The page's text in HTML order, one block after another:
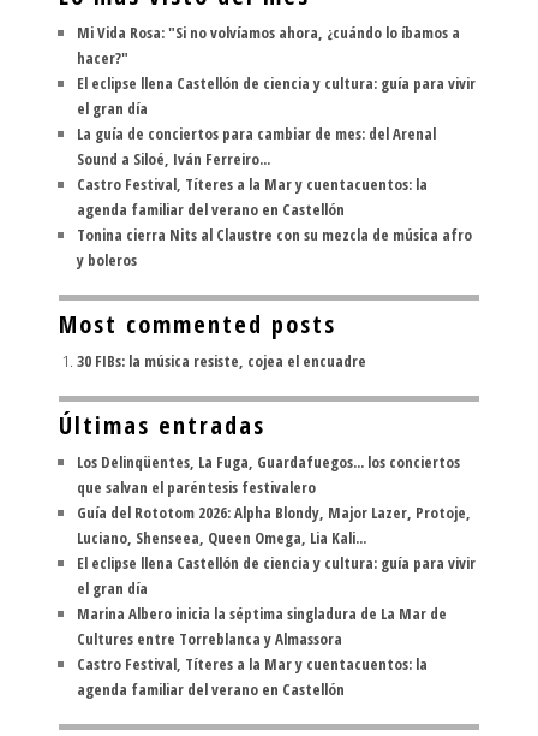
Mi Vida Rosa: "Si no volvíamos ahora, ¿cuándo lo íbamos a
hacer?"
El eclipse llena Castellón de ciencia y cultura: guía para vivir
el gran día
La guía de conciertos para cambiar de mes: del Arenal
Sound a Siloé, Iván Ferreiro...
Castro Festival, Títeres a la Mar y cuentacuentos: la
agenda familiar del verano en Castellón
Tonina cierra Nits al Claustre con su mezcla de música afro
y boleros
Most commented posts
30 FIBs: la música resiste, cojea el encuadre
Últimas entradas
Los Delinqüentes, La Fuga, Guardafuegos... los conciertos
que salvan el paréntesis festivalero
Guía del Rototom 2026: Alpha Blondy, Major Lazer, Protoje,
Luciano, Shenseea, Queen Omega, Lia Kali...
El eclipse llena Castellón de ciencia y cultura: guía para vivir
el gran día
Marina Albero inicia la séptima singladura de La Mar de
Cultures entre Torreblanca y Almassora
Castro Festival, Títeres a la Mar y cuentacuentos: la
agenda familiar del verano en Castellón